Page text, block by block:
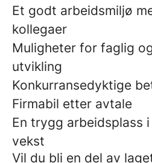
Et godt arbeidsmiljø
kollegaer
Muligheter for faglig
utvikling
Konkurransedyktige
Firmabil etter avtale
En trygg arbeidsplass
vekst
Vil du bli en del av